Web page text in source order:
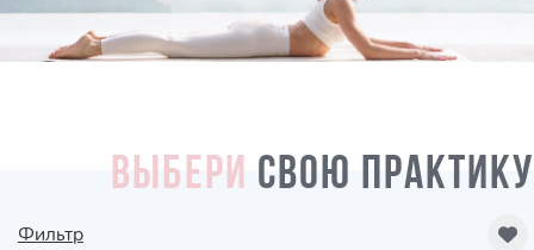
ВЫБЕРИ СВОЮ ПРАКТИКУ
Фильтр